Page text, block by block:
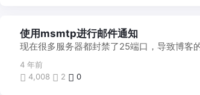
使用msmtp进行邮件通知
现在很多服务器都封禁了25端口，导致博客
4 年前
4,008
2 0